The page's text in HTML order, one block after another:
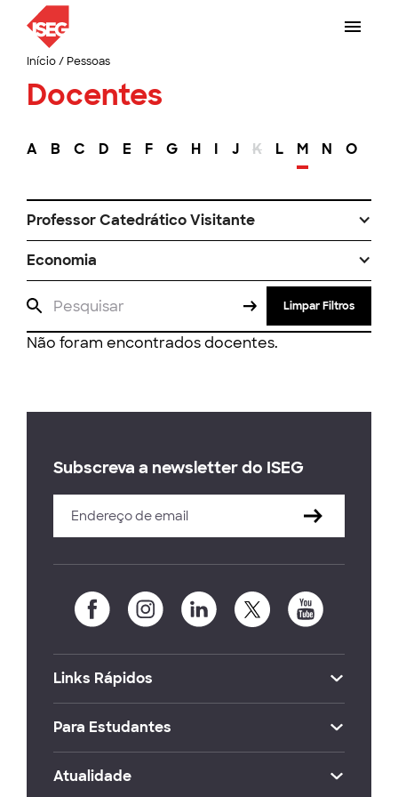
Início/ Pessoas
Docentes
A B C D E F G H I J K L M N O
Professor Catedrático Visitante
Economia
Limpar Filtros
Não foram encontrados docentes.
Subscreva a newsletter do ISEG
Links Rápidos
Para Estudantes
Atualidade